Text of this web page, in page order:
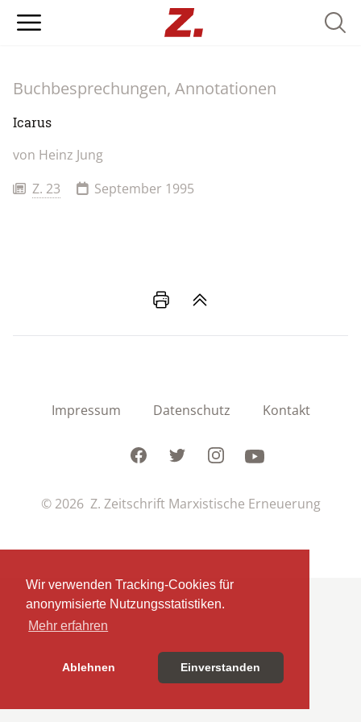
Wir verwenden Tracking-Cookies für
anonymisierte Nutzungsstatistiken.
Mehr erfahren
Ablehnen Einverstanden
Buchbesprechungen, Annotationen
Icarus
von Heinz Jung
Z. 23
September 1995
Impressum Datenschutz Kontakt
FacebookTwitterInstagramYoutube
© 2026 Z. Zeitschrift Marxistische Erneuerung